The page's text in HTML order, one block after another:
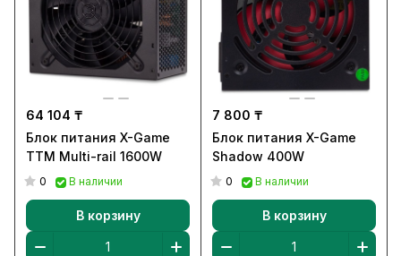
64 104 ₸
Блок питания X-Game
TTM Multi-rail 1600W
0 В наличии
В корзину
7 800 ₸
Блок питания X-Game
Shadow 400W
0 В наличии
В корзину